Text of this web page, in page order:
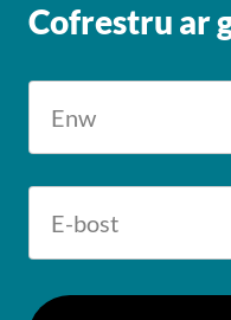
Cofrestru ar